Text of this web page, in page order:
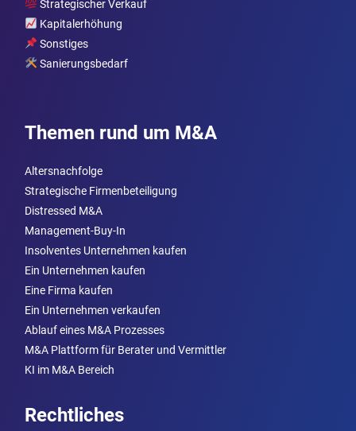
Strategischer Verkauf
Kapitalerhöhung
Sonstiges
Sanierungsbedarf
Themen rund um M&A
Altersnachfolge
Strategische Firmenbeteiligung
Distressed M&A
Management-Buy-In
Insolventes Unternehmen kaufen
Ein Unternehmen kaufen
Eine Firma kaufen
Ein Unternehmen verkaufen
Ablauf eines M&A Prozesses
M&A Plattform für Berater und Vermittler
KI im M&A Bereich
Rechtliches